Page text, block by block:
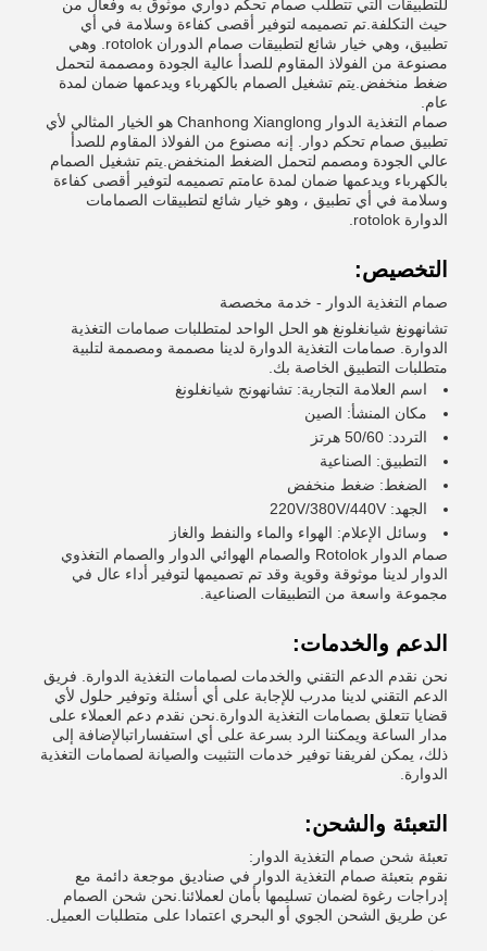
للتطبيقات التي تتطلب صمام تحكم دواري موثوق به وفعال من
حيث التكلفة.تم تصميمه لتوفير أقصى كفاءة وسلامة في أي
تطبيق، وهي خيار شائع لتطبيقات صمام الدوران rotolok. وهي
مصنوعة من الفولاذ المقاوم للصدأ عالية الجودة ومصممة لتحمل
ضغط منخفض.يتم تشغيل الصمام بالكهرباء ويدعمها ضمان لمدة
عام.
صمام التغذية الدوار Chanhong Xianglong هو الخيار المثالي لأي
تطبيق صمام تحكم دوار. إنه مصنوع من الفولاذ المقاوم للصدأ
عالي الجودة ومصمم لتحمل الضغط المنخفض.يتم تشغيل الصمام
بالكهرباء ويدعمها ضمان لمدة عامتم تصميمه لتوفير أقصى كفاءة
وسلامة في أي تطبيق ، وهو خيار شائع لتطبيقات الصمامات
الدوارة rotolok.
التخصيص:
صمام التغذية الدوار - خدمة مخصصة
تشانهونغ شيانغلونغ هو الحل الواحد لمتطلبات صمامات التغذية
الدوارة. صمامات التغذية الدوارة لدينا مصممة ومصممة لتلبية
متطلبات التطبيق الخاصة بك.
اسم العلامة التجارية: تشانهونج شيانغلونغ
مكان المنشأ: الصين
التردد: 50/60 هرتز
التطبيق: الصناعية
الضغط: ضغط منخفض
الجهد: 220V/380V/440V
وسائل الإعلام: الهواء والماء والنفط والغاز
صمام الدوار Rotolok والصمام الهوائي الدوار والصمام التغذوي
الدوار لدينا موثوقة وقوية وقد تم تصميمها لتوفير أداء عال في
مجموعة واسعة من التطبيقات الصناعية.
الدعم والخدمات:
نحن نقدم الدعم التقني والخدمات لصمامات التغذية الدوارة. فريق
الدعم التقني لدينا مدرب للإجابة على أي أسئلة وتوفير حلول لأي
قضايا تتعلق بصمامات التغذية الدوارة.نحن نقدم دعم العملاء على
مدار الساعة ويمكننا الرد بسرعة على أي استفساراتبالإضافة إلى
ذلك، يمكن لفريقنا توفير خدمات التثبيت والصيانة لصمامات التغذية
الدوارة.
التعبئة والشحن:
تعبئة شحن صمام التغذية الدوار:
نقوم بتعبئة صمام التغذية الدوار في صناديق موجعة دائمة مع
إدراجات رغوة لضمان تسليمها بأمان لعملائنا.نحن شحن الصمام
عن طريق الشحن الجوي أو البحري اعتمادا على متطلبات العميل.